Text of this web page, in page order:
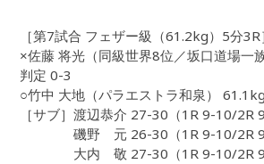
［第7試合 フェザー級（61.2kg）5分3R
×佐藤 将光（同級世界8位／坂口道場一
判定 0-3
○竹中 大地（パラエストラ和泉） 61.1kg
［サブ］渡辺恭介 27-30（1R 9-10/2R
磯野 元 26-30（1R 9-10/2R 9-
大内 敬 27-30（1R 9-10/2R 9-